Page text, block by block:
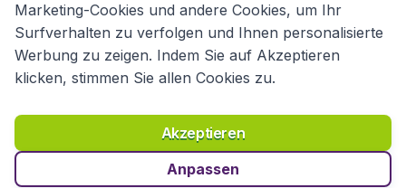
Richtlinien und Bedingungen
Haftungsausschluss
Datenschutzerklärung
Cookies Copyright © 2026
Marketing-Cookies und andere Cookies, um Ihr
Surfverhalten zu verfolgen und Ihnen personalisierte
Werbung zu zeigen. Indem Sie auf Akzeptieren
klicken, stimmen Sie allen Cookies zu.
Akzeptieren
Anpassen